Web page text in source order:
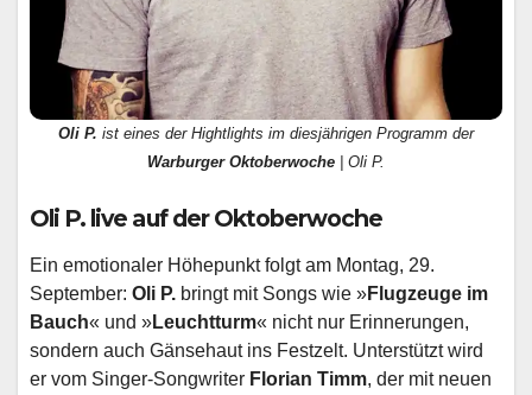
Oli P. ist eines der Hightlights im diesjährigen Programm der
Warburger Oktoberwoche | Oli P.
Oli P. live auf der Oktoberwoche
Ein emotionaler Höhepunkt folgt am Montag, 29.
September: Oli P. bringt mit Songs wie »Flugzeuge im
Bauch« und »Leuchtturm« nicht nur Erinnerungen,
sondern auch Gänsehaut ins Festzelt. Unterstützt wird
er vom Singer-Songwriter Florian Timm, der mit neuen